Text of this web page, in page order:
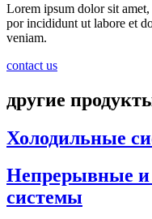
Lorem ipsum dolor sit
por incididunt ut labore et
veniam.
contact us
другие
Холодильные
Непрерывные
системы